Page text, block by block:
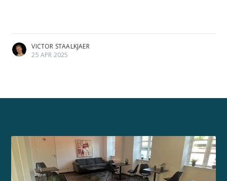
VICTOR STAALKJAER
25 APR 2025